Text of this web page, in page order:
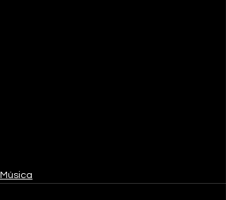
Música